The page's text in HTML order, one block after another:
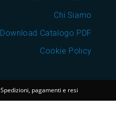
Chi Siamo
Download Catalogo PDF
Cookie Policy
Spedizioni, pagamenti e resi